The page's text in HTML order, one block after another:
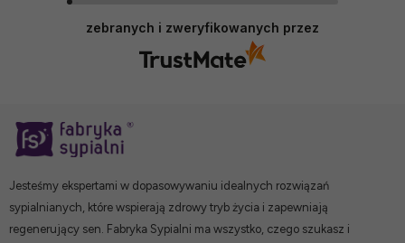
zebranych i zweryfikowanych przez
Jesteśmy ekspertami w dopasowywaniu idealnych rozwiązań
sypialnianych, które wspierają zdrowy tryb życia i zapewniają
regenerujący sen. Fabryka Sypialni ma wszystko, czego szukasz i